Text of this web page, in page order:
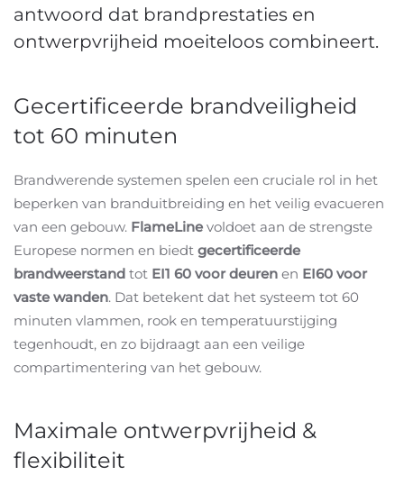
antwoord dat brandprestaties en
ontwerpvrijheid moeiteloos combineert.
Gecertificeerde brandveiligheid
tot 60 minuten
Brandwerende systemen spelen een cruciale rol in het
beperken van branduitbreiding en het veilig evacueren
van een gebouw. FlameLine voldoet aan de strengste
Europese normen en biedt gecertificeerde
brandweerstand tot EI1 60 voor deuren en EI60 voor
vaste wanden. Dat betekent dat het systeem tot 60
minuten vlammen, rook en temperatuurstijging
tegenhoudt, en zo bijdraagt aan een veilige
compartimentering van het gebouw.
Maximale ontwerpvrijheid &
flexibiliteit